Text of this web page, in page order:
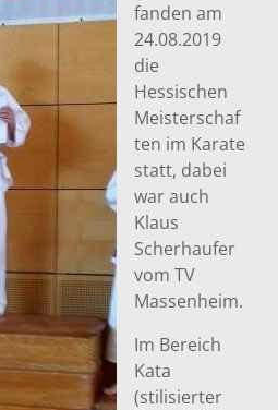
fanden am
24.08.2019
die
Hessischen
Meisterschaf
ten im Karate
statt, dabei
war auch
Klaus
Scherhaufer
vom TV
Massenheim.
Im Bereich
Kata
(stilisierter